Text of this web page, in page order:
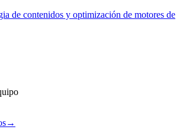
de contenidos y optimización de motores de
→